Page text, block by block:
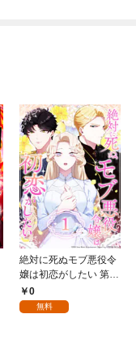
絶対に死ぬモブ悪役令
嬢は初恋がしたい 第1
話0
無料